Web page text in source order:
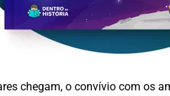
chegam, o convívio com os